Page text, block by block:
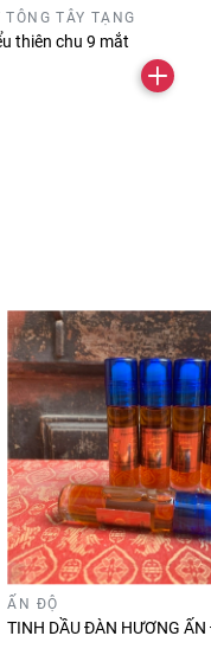
TÂY TẠNG
thiên chu 9 mắt
ẤN ĐỘ
TINH DẦU ĐÀN HƯƠNG ẤN